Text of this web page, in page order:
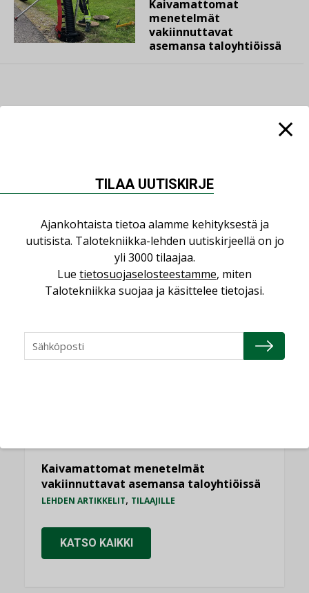
Kaivamattomat
menetelmät
vakiinnuttavat
asemansa taloyhtiöissä
Viikko Kuukausi
LEHDEN ARTIKKELIT
Jarno Hacklin Cervin yrityskaupasta:
”Asiakkaat hakevat kumppaneita, jotka
yhdistävät useita teknisiä osaamisalueita
saman katon alle”
Kolumni: Ilmastonmuutos muuttaa
rakennusten korjaustarpeita
Kaivamattomat menetelmät
vakiinnuttavat asemansa taloyhtiöissä
LEHDEN ARTIKKELIT, TILAAJILLE
KATSO KAIKKI
TILAA UUTISKIRJE
Ajankohtaista tietoa alamme kehityksestä ja
uutisista. Talotekniikka-lehden uutiskirjeellä on jo
yli 3000 tilaajaa.
Lue tietosuojaselosteestamme, miten
Talotekniikka suojaa ja käsittelee tietojasi.